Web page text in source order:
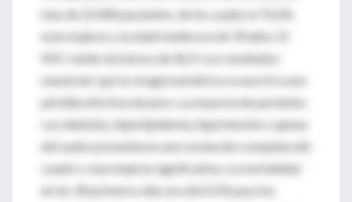
más de 22.000 pacientes, de los cuales el 72,6%
eran mujeres y la edad media era de 39 años. El
IMC medio inicial era de 46,9. Los resultados
muestran! que la cirugía bariátrica se asoció a una
pérdida efectiva de peso. La mayoría de pacientes
con diabetes, hiperlipidemia, hipertensión o apnea
del sueño presentaron una resolución completa del
cuadro o una mejoría significativa. La mortalidad
en los 30 primeros días era del 0,1% para los